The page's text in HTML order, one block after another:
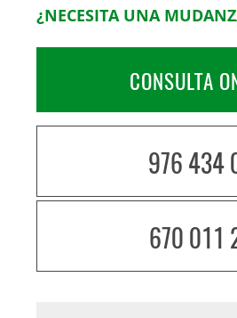
¿NECESITA UNA
CONSULTA
976 434
670 011